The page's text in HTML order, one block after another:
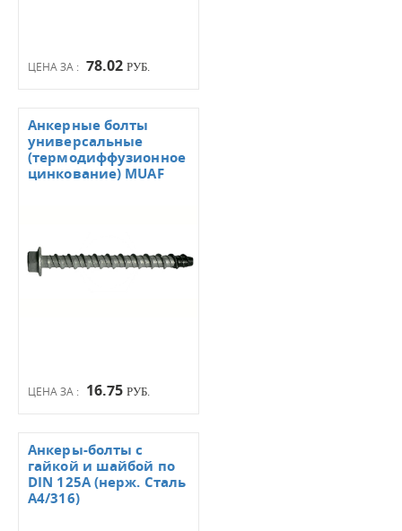
ЦЕНА ЗА : 78.02 РУБ.
ЦЕНА ЗА : 16.75 РУБ.
Анкерные болты
универсальные
(термодиффузионное
цинкование) MUAF
Анкеры-болты с
гайкой и шайбой по
DIN 125А (нерж. Сталь
А4/316)